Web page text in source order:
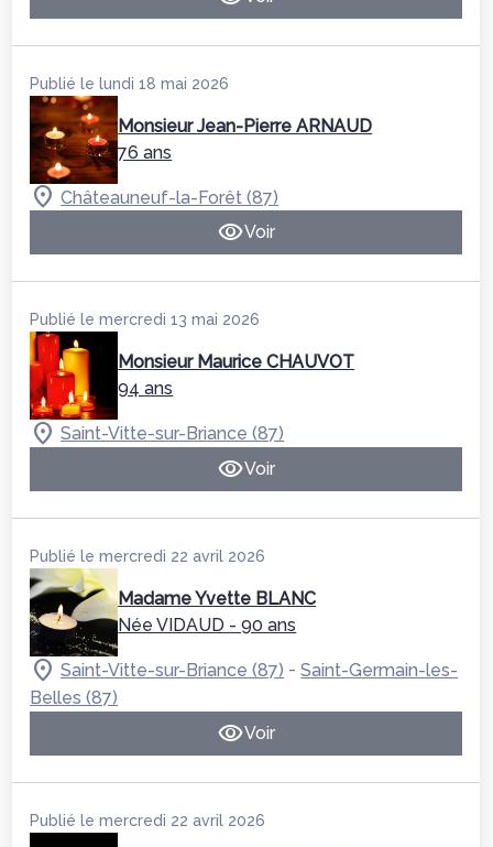
Publié le lundi 18 mai 2026
Monsieur Jean-Pierre ARNAUD
76 ans
Châteauneuf-la-Forêt (87)
Voir
Publié le mercredi 13 mai 2026
Monsieur Maurice CHAUVOT
94 ans
Saint-Vitte-sur-Briance (87)
Voir
Publié le mercredi 22 avril 2026
Madame Yvette BLANC
Née VIDAUD - 90 ans
Saint-Vitte-sur-Briance (87) -Saint-Germain-les-
Belles (87)
Voir
Publié le mercredi 22 avril 2026